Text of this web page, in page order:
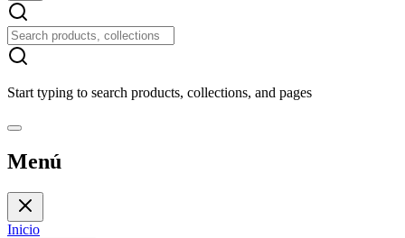
Start typing to search products, collections, and pages
Menú
Inicio